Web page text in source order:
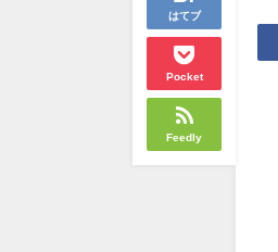
はてブ
Pocket
Feedly